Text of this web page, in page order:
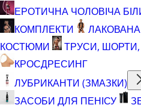
ЕРОТИЧНА ЧОЛОВІЧА
КОМПЛЕКТИ
КОСТЮМИ
ТРУСИ, ШОРТИ,
КРОСДРЕСИНГ
ЛУБРИКАНТИ (ЗМАЗКИ)
ЗАСОБИ ДЛЯ ПЕНІСУ